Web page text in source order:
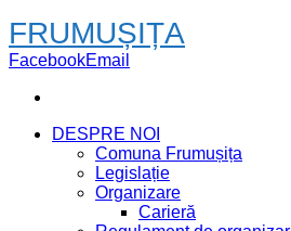
FRUMUȘIȚA
FacebookEmail
DESPRE NOI
Comuna Frumușița
Legislație
Organizare
Carieră